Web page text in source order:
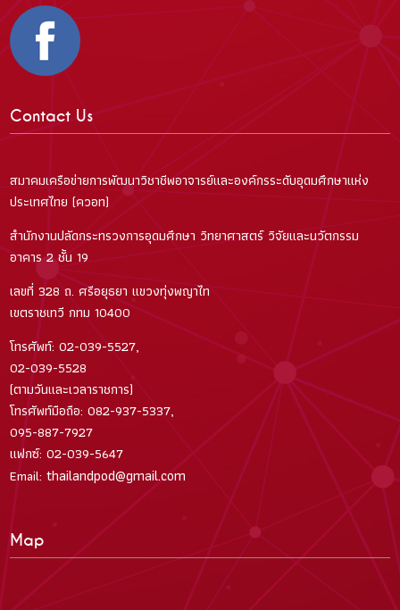
Contact Us
สมาคมเครือข่ายการพัฒนาวิชาชีพอาจารย์และองค์กรระดับอุดมศึกษาแห่ง
ประเทศไทย (ควอท)
สำนักงานปลัดกระทรวงการอุดมศึกษา วิทยาศาสตร์ วิจัยและนวัตกรรม
อาคาร 2 ชั้น 19
เลขที่ 328 ถ. ศรีอยุธยา แขวงทุ่งพญาไท
เขตราชเทวี กทม 10400
โทรศัพท์: 02-039-5527,
02-039-5528
(ตามวันและเวลาราชการ)
โทรศัพท์มือถือ: 082-937-5337,
095-887-7927
แฟกซ์: 02-039-5647
Email: thailandpod@gmail.com
Map